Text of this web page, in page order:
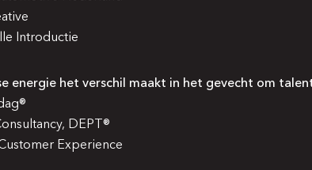
Introductie
energie het verschil maakt in het gevecht om
DEPT®
Experience